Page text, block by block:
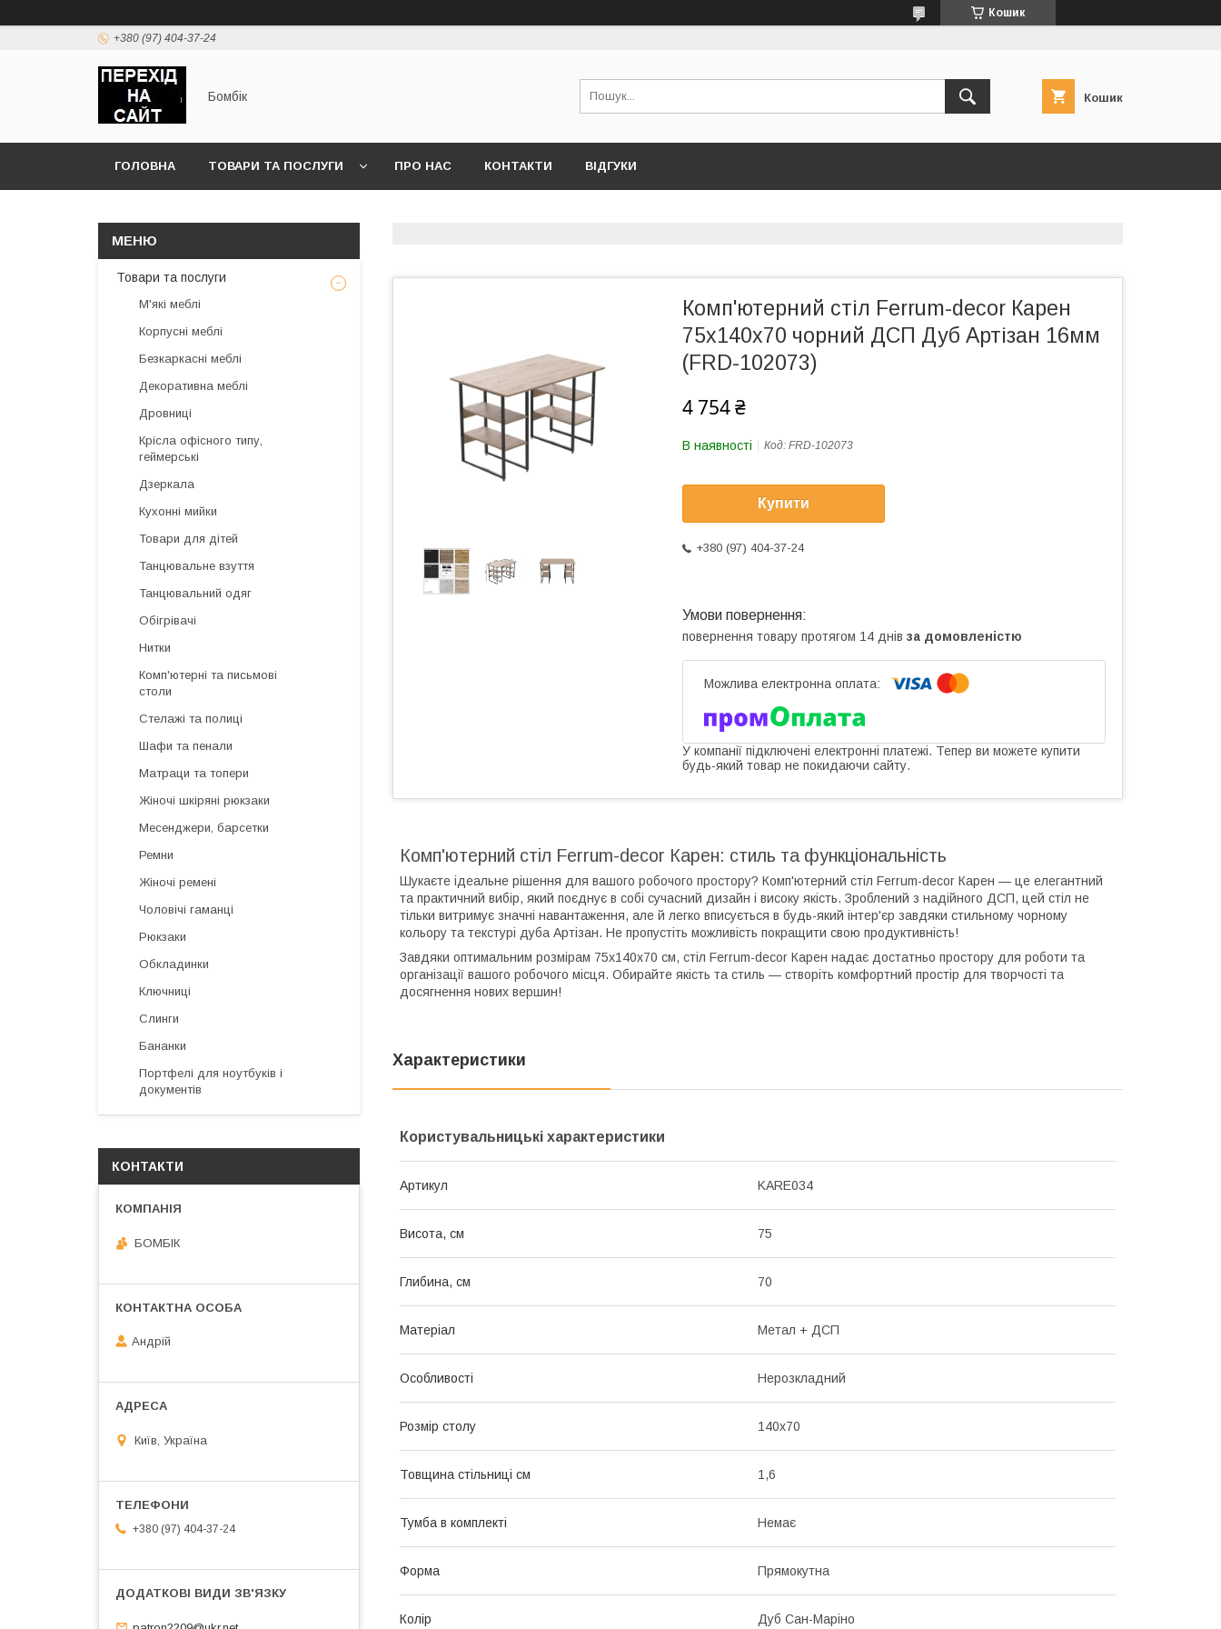
Кошик
+380 (97) 404-37-24
Бомбік Кошик
ГОЛОВНА ТОВАРИ ТА ПОСЛУГИ ПРО НАС КОНТАКТИ ВІДГУКИ
Комп'ютерний стіл Ferrum-decor Карен
75x140x70 чорний ДСП Дуб Артізан 16мм
(FRD-102073)
4 754 ₴
В наявності Код: FRD-102073
Купити
+380 (97) 404-37-24
повернення товару протягом 14 днів за домовленістю
У компанії підключені електронні платежі. Тепер ви можете купити
будь-який товар не покидаючи сайту.
Комп'ютерний стіл Ferrum-decor Карен: стиль та функціональність
Шукаєте ідеальне рішення для вашого робочого простору? Комп'ютерний стіл Ferrum-decor Карен — це елегантний
та практичний вибір, який поєднує в собі сучасний дизайн і високу якість. Зроблений з надійного ДСП, цей стіл не
тільки витримує значні навантаження, але й легко вписується в будь-який інтер'єр завдяки стильному чорному
кольору та текстурі дуба Артізан. Не пропустіть можливість покращити свою продуктивність!
Завдяки оптимальним розмірам 75x140x70 см, стіл Ferrum-decor Карен надає достатньо простору для роботи та
організації вашого робочого місця. Обирайте якість та стиль — створіть комфортний простір для творчості та
досягнення нових вершин!
Характеристики
Користувальницькі характеристики
Артикул KARE034
Висота, см 75
Глибина, см 70
Матеріал Метал + ДСП
Особливості Нерозкладний
Розмір столу 140х70
Товщина стільниці см 1,6
Тумба в комплекті Немає
Форма Прямокутна
Колір Дуб Сан-Маріно
Товари та послуги
М'які меблі
Корпусні меблі
Безкаркасні меблі
Декоративна меблі
Дровниці
Крісла офісного типу,
геймерські
Дзеркала
Кухонні мийки
Товари для дітей
Танцювальне взуття
Танцювальний одяг
Обігрівачі
Нитки
Комп'ютерні та письмові
столи
Стелажі та полиці
Шафи та пенали
Матраци та топери
Жіночі шкіряні рюкзаки
Месенджери, барсетки
Ремни
Жіночі ремені
Чоловічі гаманці
Рюкзаки
Обкладинки
Ключниці
Слинги
Бананки
Портфелі для ноутбуків і
документів
КОНТАКТИ
БОМБІК
Андрій
Київ, Україна
+380 (97) 404-37-24